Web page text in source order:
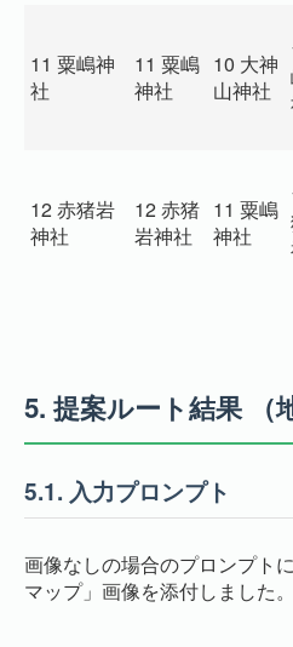
11 粟嶋神
社
11 粟嶋
神社
10 大神
山神社
12 赤猪岩
神社
12 赤猪
岩神社
11 粟嶋
神社
5. 提案ルート結果 （
5.1. 入力プロンプト
画像なしの場合のプロンプト
マップ」画像を添付しました。